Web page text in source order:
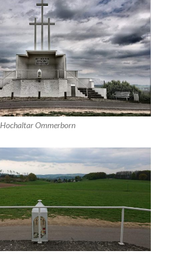
Hochaltar Ommerborn